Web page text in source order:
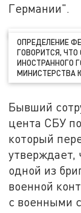
Германии".
ОПРЕДЕЛЕНИЕ
ГОВОРИТСЯ,
ИНОСТРАННОГО
МИНИСТЕРСТВА
Бывший
цента СБУ
который
утверждает,
одной из
военной
с военными